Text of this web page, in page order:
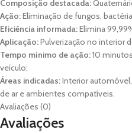
Composição destacada:
Ação:Eliminação de fungos,
Eficiência informada:Elimina
Aplicação:Pulverização no interior
Tempo mínimo de ação:10
veículo;
Áreas indicadas:Interior
de ar e ambientes compatíveis.
Avaliações (0)
Avaliações